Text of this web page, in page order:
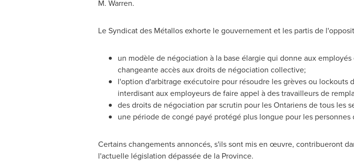
M. Warren.
Le Syndicatdes Métallos exhorte le gouvernement et les partis de
un modèle de négociation à la base élargie qui donne aux
changeante accès aux droits de négociation collective;
l'option d'arbitrage exécutoire pour résoudre les grèves ou
interdisant aux employeurs de faire appel à des travailleurs de
des droits de négociation par scrutin pour les Ontariens de tous les
une période de congé payé protégé plus longue pour les
Certains changements annoncés, s'ils sont mis en œuvre, contribueront
l'actuelle législation dépassée de la Province.